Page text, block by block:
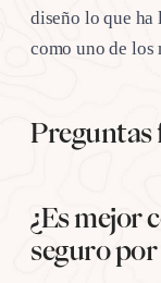
diseño lo que ha
como uno de los
Preguntas
¿Es mejor
seguro por